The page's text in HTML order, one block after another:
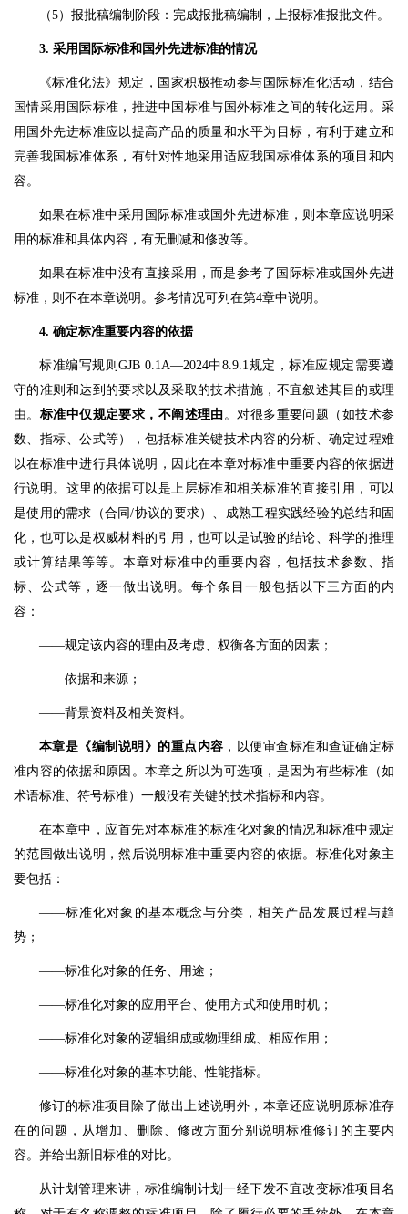
（5）报批稿编制阶段：完成报批稿编制，上报标准报批文件。
3. 采用国际标准和国外先进标准的情况
《标准化法》规定，国家积极推动参与国际标准化活动，结合
国情采用国际标准，推进中国标准与国外标准之间的转化运用。采
用国外先进标准应以提高产品的质量和水平为目标，有利于建立和
完善我国标准体系，有针对性地采用适应我国标准体系的项目和内
容。
如果在标准中采用国际标准或国外先进标准，则本章应说明采
用的标准和具体内容，有无删减和修改等。
如果在标准中没有直接采用，而是参考了国际标准或国外先进
标准，则不在本章说明。参考情况可列在第4章中说明。
4. 确定标准重要内容的依据
标准编写规则GJB 0.1A—2024中8.9.1规定，标准应规定需要遵
守的准则和达到的要求以及采取的技术措施，不宜叙述其目的或理
由。 标准中仅规定要求，不阐述理由。对很多重要问题（如技术参
数、指标、公式等），包括标准关键技术内容的分析、确定过程难
以在标准中进行具体说明，因此在本章对标准中重要内容的依据进
行说明。这里的依据可以是上层标准和相关标准的直接引用，可以
是使用的需求（合同/协议的要求）、成熟工程实践经验的总结和固
化，也可以是权威材料的引用，也可以是试验的结论、科学的推理
或计算结果等等。本章对标准中的重要内容，包括技术参数、指
标、公式等，逐一做出说明。每个条目一般包括以下三方面的内
容：
——规定该内容的理由及考虑、权衡各方面的因素；
——依据和来源；
——背景资料及相关资料。
本章是《编制说明》的重点内容 ，以便审查标准和查证确定标
准内容的依据和原因。本章之所以为可选项，是因为有些标准（如
术语标准、符号标准）一般没有关键的技术指标和内容。
在本章中，应首先对本标准的标准化对象的情况和标准中规定
的范围做出说明，然后说明标准中重要内容的依据。标准化对象主
要包括：
——标准化对象的基本概念与分类，相关产品发展过程与趋
势；
——标准化对象的任务、用途；
——标准化对象的应用平台、使用方式和使用时机；
——标准化对象的逻辑组成或物理组成、相应作用；
——标准化对象的基本功能、性能指标。
修订的标准项目除了做出上述说明外，本章还应说明原标准存
在的问题，从增加、删除、修改方面分别说明标准修订的主要内
容。并给出新旧标准的对比。
从计划管理来讲，标准编制计划一经下发不宜改变标准项目名